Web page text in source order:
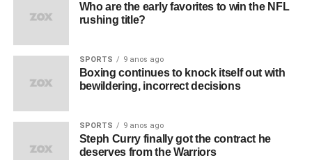
Who are the early favorites to win the NFL
rushing title?
SPORTS 9 anos ago
Boxing continues to knock itself out with
bewildering, incorrect decisions
SPORTS 9 anos ago
Steph Curry finally got the contract he
deserves from the Warriors